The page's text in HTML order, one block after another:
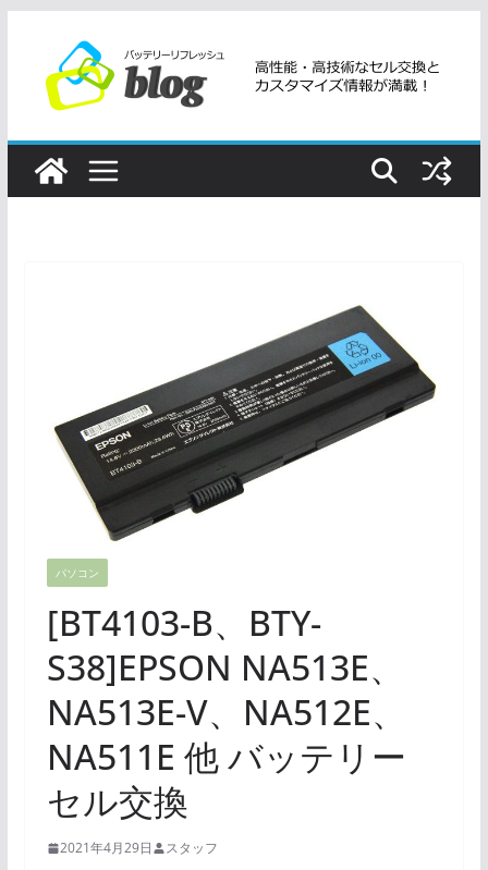
ツ
パソコン
[BT4103-B、BTY-
S38]EPSON NA513E、
NA513E-V、NA512E、
NA511E 他 バッテリー
セル交換
2021年4月29日 スタッフ